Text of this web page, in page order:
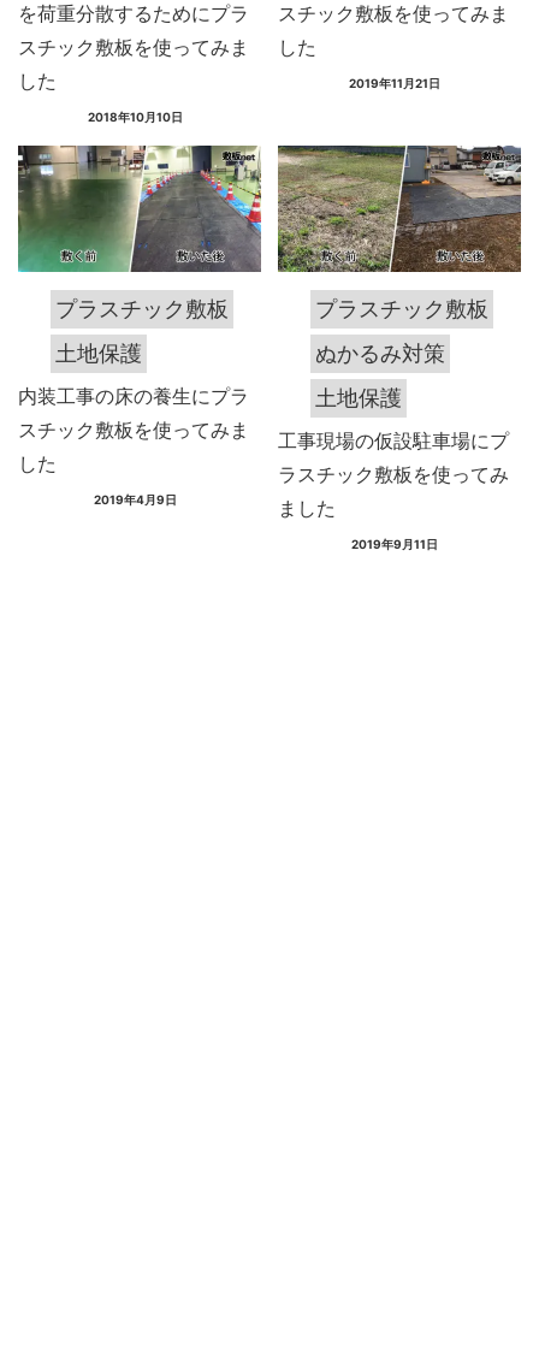
を荷重分散するためにプラ
スチック敷板を使ってみま
した
2018年10月10日
スチック敷板を使ってみま
した
2019年11月21日
プラスチック敷板
土地保護
内装工事の床の養生にプラ
スチック敷板を使ってみま
した
2019年4月9日
プラスチック敷板
ぬかるみ対策
土地保護
工事現場の仮設駐車場にプ
ラスチック敷板を使ってみ
ました
2019年9月11日